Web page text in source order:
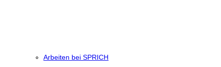
Arbeiten bei SPRICH